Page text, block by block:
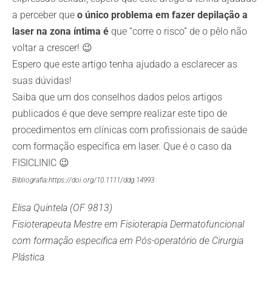
a perceber que o único problema em fazer depilação a
laser na zona íntima é que “corre o risco” de o pêlo não
voltar a crescer! 😉
Espero que este artigo tenha ajudado a esclarecer as
suas dúvidas!
Saiba que um dos conselhos dados pelos artigos
publicados é que deve sempre realizar este tipo de
procedimentos em clínicas com profissionais de saúde
com formação específica em laser. Que é o caso da
FISICLINIC 😉
Bibliografia:https://doi.org/10.1111/ddg.14993
Elisa Quintela (OF 9813)
Fisioterapeuta Mestre em Fisioterapia Dermatofuncional
com formação especifica em Pós-operatório de Cirurgia
Plástica